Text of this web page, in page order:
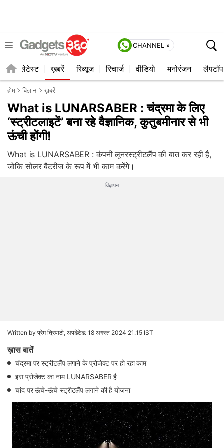
CHANNEL »
लेटेस्ट ख़बरें रिव्यूज रिचार्ज वीडियो मनोरंजन लैपटॉप
होम विज्ञान ख़बरें
What is LUNARSABER : चंद्रमा के लिए
‘स्‍ट्रीटलाइटें’ बना रहे वैज्ञानिक, कुतुबमीनार से भी
ऊंची होंगी!
What is LUNARSABER : कंपनी लूनरस्‍ट्रीटलैंप की बात कर रही है,
जोकि सोलर बैटरीज के रूप में भी काम करेंगे।
विज्ञापन
Written by प्रेम त्रिपाठी, अपडेटेड: 18 अगस्त 2024 21:15 IST
ख़ास बातें
चंद्रमा पर स्‍ट्रीटलैंप लगाने के प्रोजेक्‍ट पर हो रहा काम
इस प्रोजेक्‍ट का नाम LUNARSABER है
चांद पर ऊंचे-ऊंचे स्‍ट्रीटलैंप लगाने की है योजना